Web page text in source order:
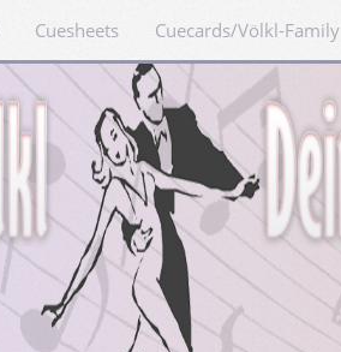
Cuesheets Cuecards/Völkl-Family